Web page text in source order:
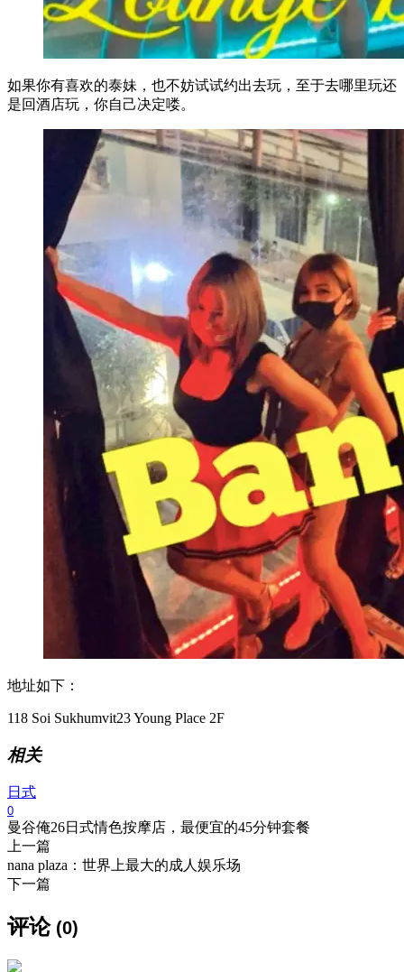
如果你有喜欢的泰妹，也不妨试试约出去玩，至于去哪里玩还
是回酒店玩，你自己决定喽。
地址如下：
118 Soi Sukhumvit23 Young Place 2F
相关
日式
0
曼谷俺26日式情色按摩店，最便宜的45分钟套餐
上一篇
nana plaza：世界上最大的成人娱乐场
下一篇
评论(0)